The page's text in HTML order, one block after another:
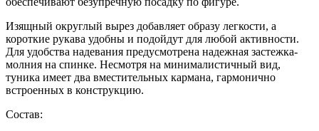
Изящный округлый вырез добавляет образу легкости, а
короткие рукава удобны и подойдут для любой активности.
Для удобства надевания предусмотрена надежная застежка-
молния на спинке. Несмотря на минималистичный вид,
туника имеет два вместительных кармана, гармонично
встроенных в конструкцию.
Состав: